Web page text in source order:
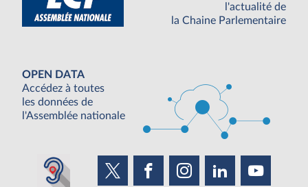
l'actualité de
la Chaine Parlementaire
OPEN DATA
Accédez à toutes
les données de
l'Assemblée nationale